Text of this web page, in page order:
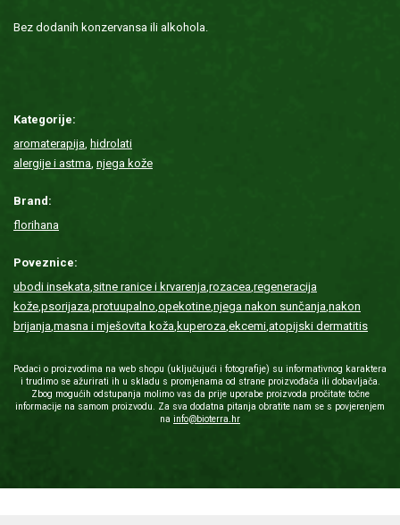
Bez dodanih konzervansa ili alkohola.
Kategorije:
aromaterapija, hidrolati
alergije i astma, njega kože
Brand:
florihana
Poveznice:
ubodi insekata,sitne ranice i krvarenja,rozacea,regeneracija
kože,psorijaza,protuupalno,opekotine,njega nakon sunčanja,nakon
brijanja,masna i mješovita koža, kuperoza,ekcemi,atopijski dermatitis
Podaci o proizvodima na web shopu (uključujući i fotografije) su informativnog karaktera
i trudimo se ažurirati ih u skladu s promjenama od strane proizvođača ili dobavljača.
Zbog mogućih odstupanja molimo vas da prije uporabe proizvoda pročitate točne
informacije na samom proizvodu. Za sva dodatna pitanja obratite nam se s povjerenjem
na info@bioterra.hr